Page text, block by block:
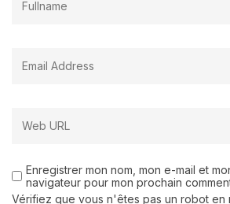
Enregistrer mon nom, mon e-mail et
navigateur pour mon prochain
Vérifiez que vous n'êtes pas un robot en